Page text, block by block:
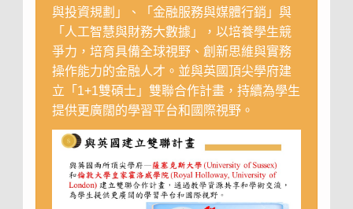
與投資規劃」、「金融服務與媒體行銷」與
「人工智慧與財務大數據」，以培養學生競
爭力，培育具備全球視野、創新思維與實務
操作能力的金融人才。並與英國頂尖學府建
立「1+1雙碩士」雙聯合作計畫，持續為學生
提供更廣闊的學習平台和國際視野。